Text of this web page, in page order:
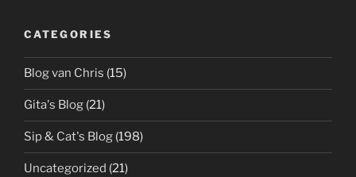
CATEGORIES
Blog van Chris (15)
Gita's Blog (21)
Sip & Cat's Blog (198)
Uncategorized (21)